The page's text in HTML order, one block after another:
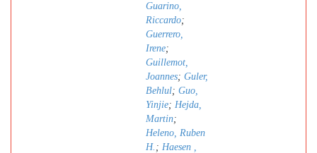
Guarino,
Riccardo;
Guerrero,
Irene;
Guillemot,
Joannes; Guler,
Behlul; Guo,
Yinjie; Hejda,
Martin;
Heleno, Ruben
H. ; Haesen ,